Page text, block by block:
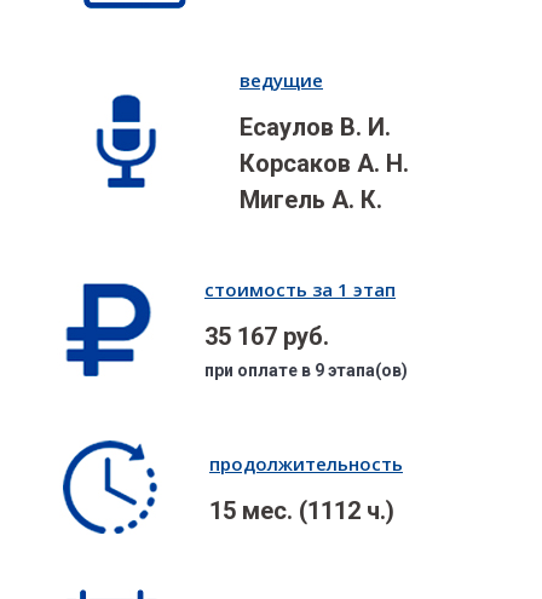
ведущие
Есаулов В. И.
Корсаков А. Н.
Мигель А. К.
стоимость за 1 этап
35 167 руб.
при оплате в 9 этапа(ов)
продолжительность
15 мес. (1112 ч.)